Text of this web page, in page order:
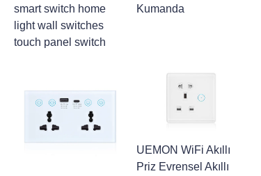
smart switch home
light wall switches
touch panel switch
Kumanda
UEMON WiFi Akıllı
Priz Evrensel Akıllı